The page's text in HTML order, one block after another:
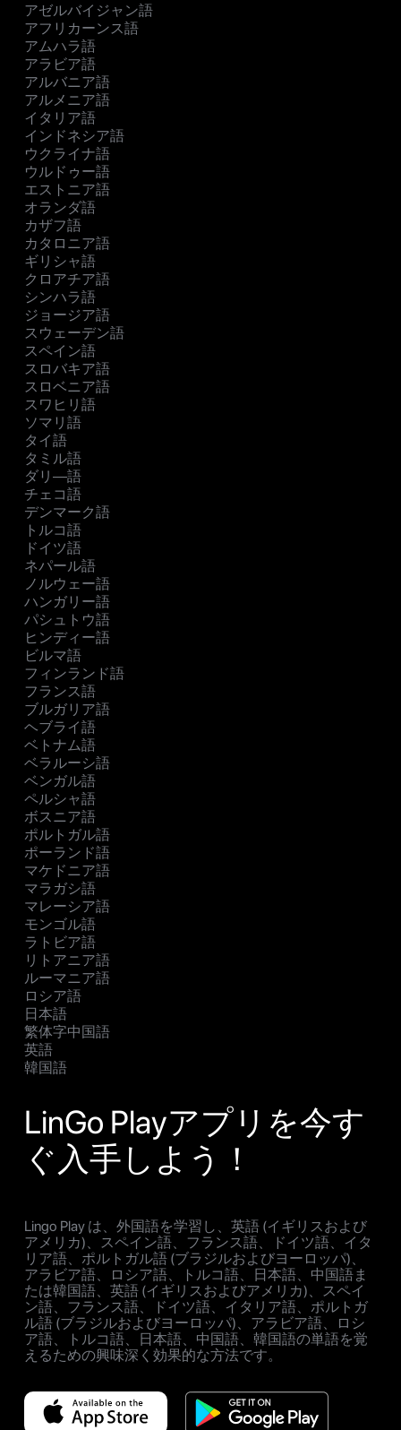
アゼルバイジャン語
アフリカーンス語
アムハラ語
アラビア語
アルバニア語
アルメニア語
イタリア語
インドネシア語
ウクライナ語
ウルドゥー語
エストニア語
オランダ語
カザフ語
カタロニア語
ギリシャ語
クロアチア語
シンハラ語
ジョージア語
スウェーデン語
スペイン語
スロバキア語
スロベニア語
スワヒリ語
ソマリ語
タイ語
タミル語
ダリ―語
チェコ語
デンマーク語
トルコ語
ドイツ語
ネパール語
ノルウェー語
ハンガリー語
パシュトウ語
ヒンディー語
ビルマ語
フィンランド語
フランス語
ブルガリア語
ヘブライ語
ベトナム語
ベラルーシ語
ベンガル語
ペルシャ語
ボスニア語
ポルトガル語
ポーランド語
マケドニア語
マラガシ語
マレーシア語
モンゴル語
ラトビア語
リトアニア語
ルーマニア語
ロシア語
日本語
繁体字中国語
英語
韓国語
LinGo Playアプリを今す
ぐ入手しよう！
Lingo Play は、外国語を学習し、英語 (イギリスおよび
アメリカ)、スペイン語、フランス語、ドイツ語、イタ
リア語、ポルトガル語 (ブラジルおよびヨーロッパ)、
アラビア語、ロシア語、トルコ語、日本語、中国語ま
たは韓国語、英語 (イギリスおよびアメリカ)、スペイ
ン語、フランス語、ドイツ語、イタリア語、ポルトガ
ル語 (ブラジルおよびヨーロッパ)、アラビア語、ロシ
ア語、トルコ語、日本語、中国語、韓国語の単語を覚
えるための興味深く効果的な方法です。